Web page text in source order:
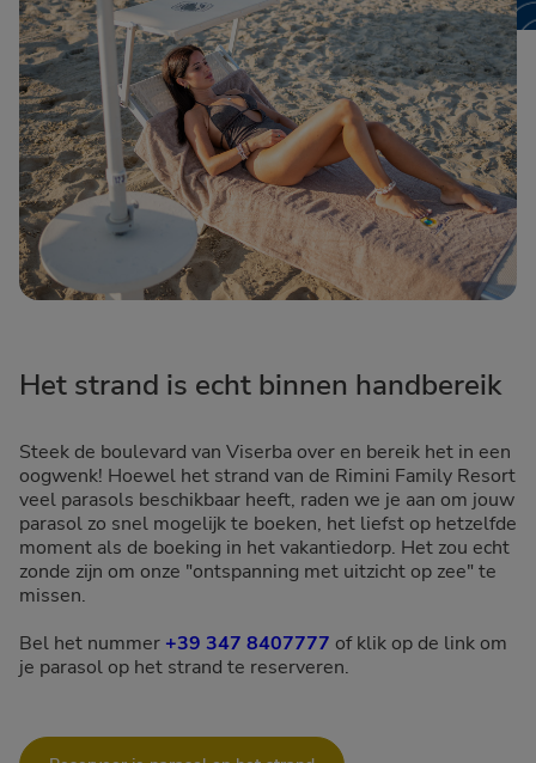
Het strand is echt binnen handbereik
Steek de boulevard van Viserba over en bereik het in een
oogwenk! Hoewel het strand van de Rimini Family Resort
veel parasols beschikbaar heeft, raden we je aan om jouw
parasol zo snel mogelijk te boeken, het liefst op hetzelfde
moment als de boeking in het vakantiedorp. Het zou echt
zonde zijn om onze "ontspanning met uitzicht op zee" te
missen.
Bel het nummer +39 347 8407777 of klik op de link om
je parasol op het strand te reserveren.